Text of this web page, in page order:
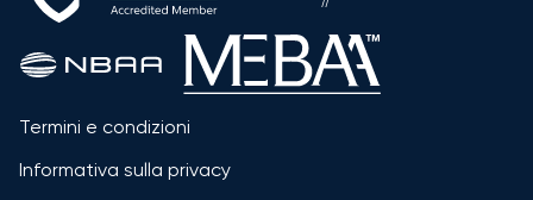
Termini e condizioni
Informativa sulla privacy